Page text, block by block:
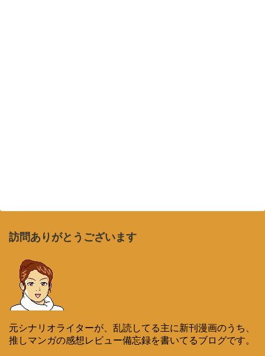
訪問ありがとうございます
元シナリオライターが、乱読してる主に新刊漫画のうち、
推しマンガの感想レビュー備忘録を書いてるブログです。